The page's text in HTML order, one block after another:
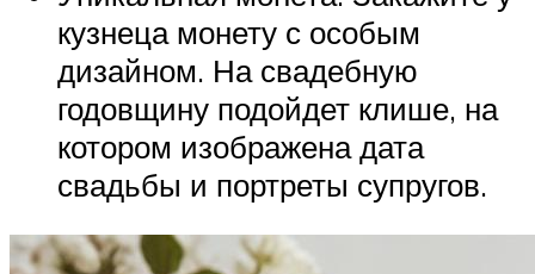
кузнеца монету с особым
дизайном. На свадебную
годовщину подойдет клише, на
котором изображена дата
свадьбы и портреты супругов.